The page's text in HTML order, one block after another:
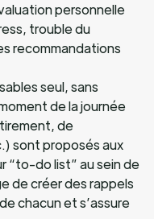
personnelle
trouble du
recommandations
seul, sans
de la journée
de
sont proposés aux
“to-do list” au sein de
de créer des rappels
chacun et s’assure